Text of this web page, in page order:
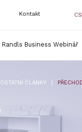
CS
Kontakt
Randls Business Webinář
OSTATNÍ ČLÁNKY